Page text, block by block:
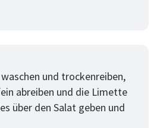
und trockenreiben,
abreiben und die Limette
über den Salat geben und